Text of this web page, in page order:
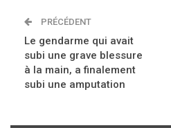
PRÉCÉDENT
Le gendarme qui avait
subi une grave blessure
à la main, a finalement
subi une amputation